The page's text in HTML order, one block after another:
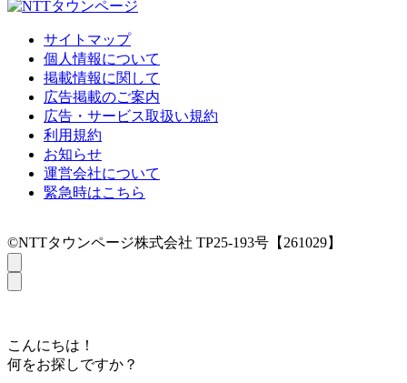
サイトマップ
個人情報について
掲載情報に関して
広告掲載のご案内
広告・サービス取扱い規約
利用規約
お知らせ
運営会社について
緊急時はこちら
©NTTタウンページ株式会社 TP25-193号【261029】
こんにちは！
何をお探しですか？